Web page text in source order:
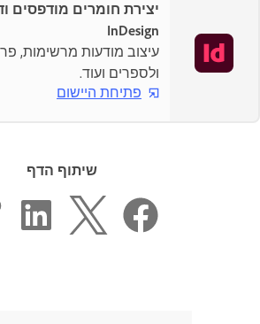
יצירת חומרים מודפסים
InDesign
עיצוב מודעות מרשימות,
ולספרים ועוד.
פתיחת היישום
שיתוף הדף